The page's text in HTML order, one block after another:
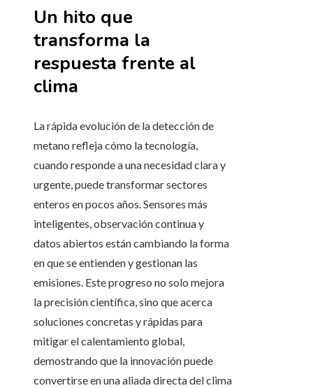
Un hito que
transforma la
respuesta frente al
clima
La rápida evolución de la detección de
metano refleja cómo la tecnología,
cuando responde a una necesidad clara y
urgente, puede transformar sectores
enteros en pocos años. Sensores más
inteligentes, observación continua y
datos abiertos están cambiando la forma
en que se entienden y gestionan las
emisiones. Este progreso no solo mejora
la precisión científica, sino que acerca
soluciones concretas y rápidas para
mitigar el calentamiento global,
demostrando que la innovación puede
convertirse en una aliada directa del clima